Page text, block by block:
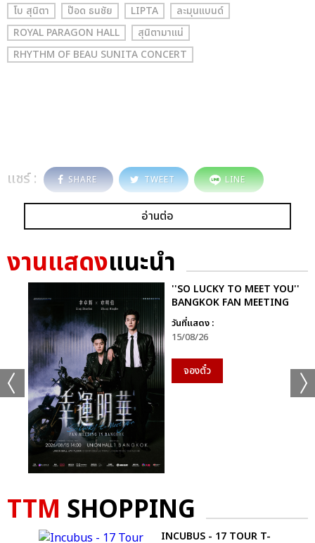
โบ สุนิตา ป๊อด ธนชัย LIPTA
ละมุนแบนด์
ROYAL PARAGON HALL
สุนิตามาแน่
RHYTHM OF BEAU SUNITA CONCERT
แชร์ : SHARE TWEET LINE
อ่านต่อ
งานแสดงแนะนำ
''SO LUCKY TO MEET YOU''
BANGKOK FAN MEETING
วันที่แสดง :
15/08/26
จองตั๋ว
TTM SHOPPING
INCUBUS - 17 TOUR T-